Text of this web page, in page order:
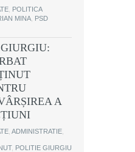
, POLITICA
MINA, PSD
A
, ADMINISTRATIE,
, POLITIE GIURGIU